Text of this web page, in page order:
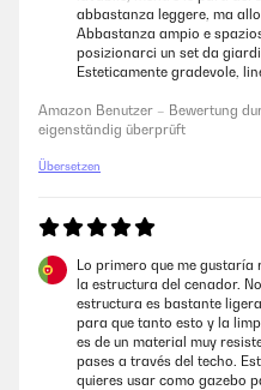
► Bewertung: Für unsere
geschaut und hatten diese dann
passt!Wir haben recht viel in
diese hier entschieden.Vor allem
konnten wir kein Pavillon nehmen,
hat.Das Dach hält selbst Regen
sein soll, werden enorm viele
verbunden.Kleine Empfehlung:
Kaufempfehlung/Fazit:
Qualität.Danke fürs Lesen
damit bei deiner
Amazon Benutzer – Bewertung
eigenständig überprüft
abbastanza leggere, ma
Abbastanza ampio e
posizionarci un set da
Esteticamente gradevole,
Amazon Benutzer – Bewertung
eigenständig überprüft
Übersetzen
Lo primero que me
la estructura del cenador.
estructura es bastante
para que tanto esto y la
es de un material muy
pases a través del techo.
quieres usar como gazebo